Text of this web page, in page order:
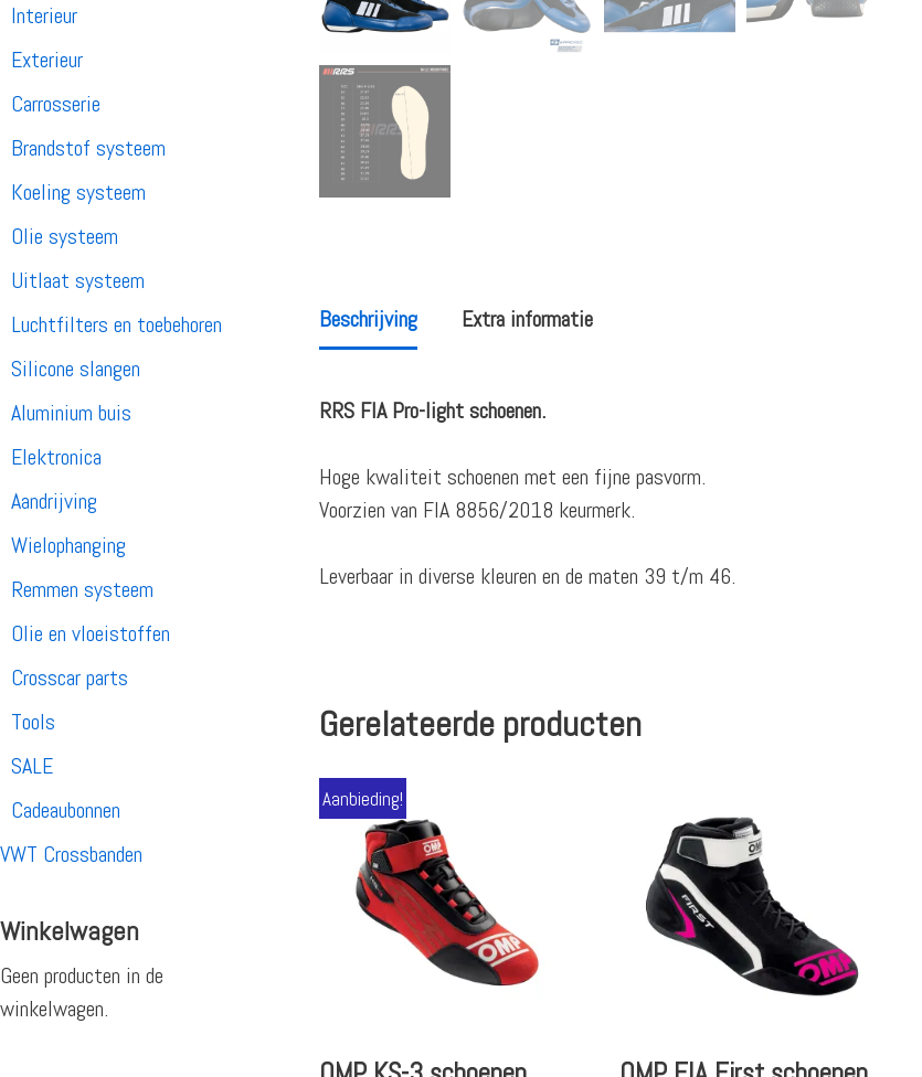
Interieur
Exterieur
Carrosserie
Brandstof systeem
Koeling systeem
Olie systeem
Uitlaat systeem
Luchtfilters en toebehoren
Silicone slangen
Aluminium buis
Elektronica
Aandrijving
Wielophanging
Remmen systeem
Olie en vloeistoffen
Crosscar parts
Tools
SALE
Cadeaubonnen
VWT Crossbanden
Winkelwagen
Geen producten in de
winkelwagen.
Beschrijving Extra informatie
RRS FIA Pro-light schoenen.
Hoge kwaliteit schoenen met een fijne pasvorm.
Voorzien van FIA 8856/2018 keurmerk.
Leverbaar in diverse kleuren en de maten 39 t/m 46.
Gerelateerde producten
Aanbieding!